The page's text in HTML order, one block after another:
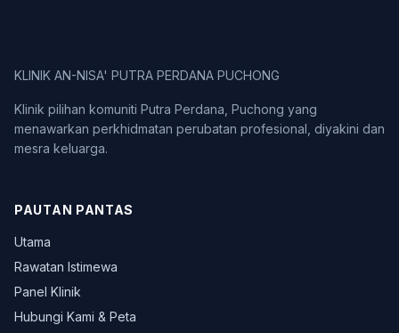
KLINIK AN-NISA' PUTRA PERDANA PUCHONG
Klinik pilihan komuniti Putra Perdana, Puchong yang
menawarkan perkhidmatan perubatan profesional, diyakini dan
mesra keluarga.
PAUTAN PANTAS
Utama
Rawatan Istimewa
Panel Klinik
Hubungi Kami & Peta